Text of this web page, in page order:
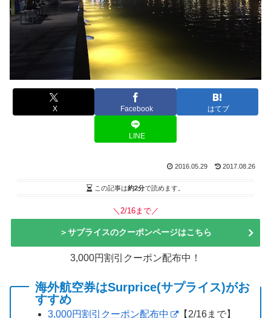
X Facebook はてブ
LINE
2016.05.29 2017.08.26
この記事は約2分で読めます。
＼2/16まで／
＞サプライスのクーポンページはこちら
3,000円割引クーポン配布中！
海外航空券はSurprice(サプライス)がお
すすめ
3,000円割引クーポン配布中
【2/16まで】